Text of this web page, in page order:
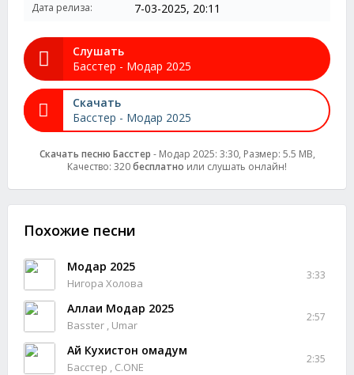
Дата релиза: 7-03-2025, 20:11
Слушать
Басстер - Модар 2025
Скачать
Басстер - Модар 2025
Скачать песню Басстер - Модар 2025: 3:30, Размер: 5.5 MB,
Качество: 320бесплатно или слушать онлайн!
Похожие песни
Модар 2025
Нигора Холова
3:33
Аллаи Модар 2025
Basster , Umar
2:57
Ай Кухистон омадум
Басстер , C.ONE
2:35